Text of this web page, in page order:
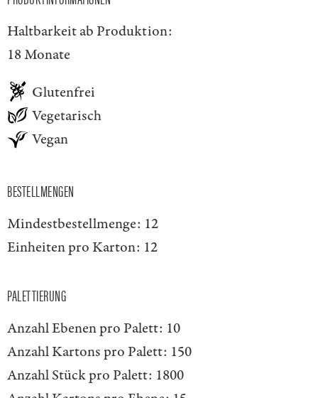
Haltbarkeit ab Produktion:
18 Monate
Glutenfrei
Vegetarisch
Vegan
BESTELLMENGEN
Mindestbestellmenge: 12
Einheiten pro Karton: 12
PALETTIERUNG
Anzahl Ebenen pro Palett: 10
Anzahl Kartons pro Palett: 150
Anzahl Stück pro Palett: 1800